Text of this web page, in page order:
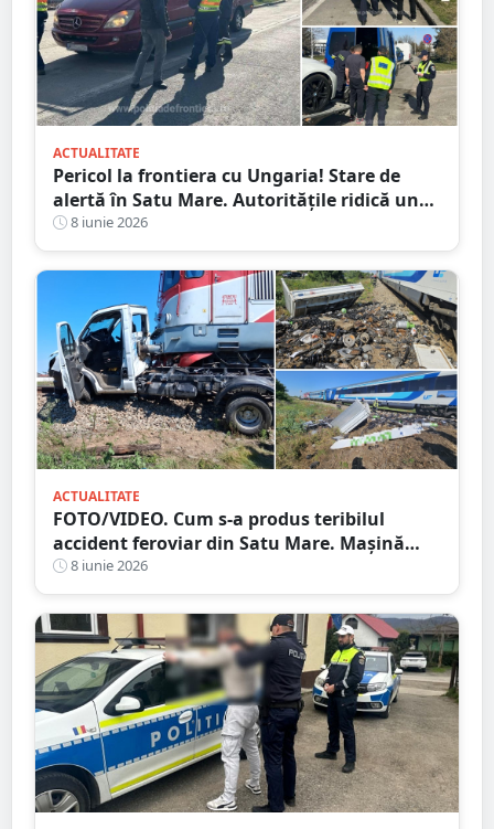
ACTUALITATE
Pericol la frontiera cu Ungaria! Stare de
alertă în Satu Mare. Autoritățile ridică un
„zid biologic”, măsuri severe au fost luate
8 iunie 2026
ACTUALITATE
FOTO/VIDEO. Cum s-a produs teribilul
accident feroviar din Satu Mare. Mașină
spulberată, șoferul a sărit din mașină
8 iunie 2026